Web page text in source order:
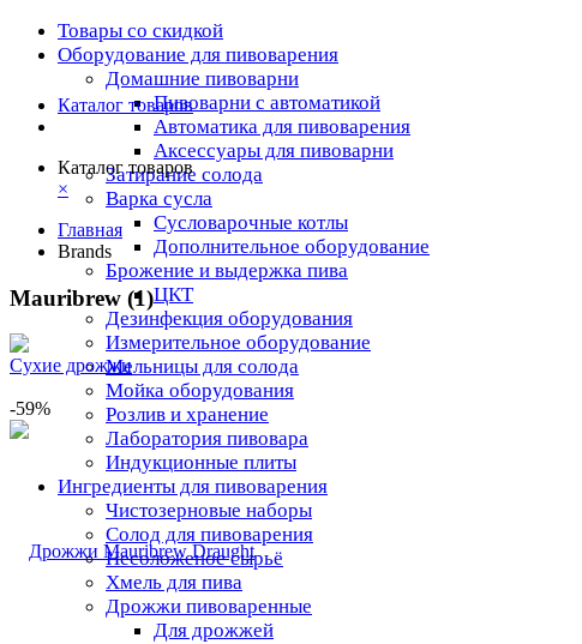
Товары со скидкой
Оборудование для пивоварения
Домашние пивоварни
Пивоварни с автоматикой
Автоматика для пивоварения
Аксессуары для пивоварни
Затирание солода
Варка сусла
Cусловарочные котлы
Дополнительное оборудование
Брожение и выдержка пива
ЦКТ
Дезинфекция оборудования
Измерительное оборудование
Мельницы для солода
Мойка оборудования
Розлив и хранение
Лаборатория пивовара
Индукционные плиты
Ингредиенты для пивоварения
Чистозерновые наборы
Солод для пивоварения
Несоложеное сырьё
Хмель для пива
Дрожжи пивоваренные
Для дрожжей
Каталог товаров
Каталог товаров
×
Главная
Brands
Mauribrew (1)
Сухие дрожжи
-59%